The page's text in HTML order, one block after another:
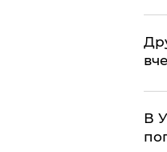
В